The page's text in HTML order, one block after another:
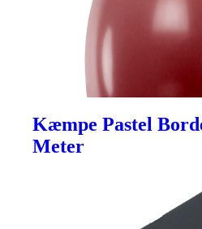
Kæmpe Pastel
Meter